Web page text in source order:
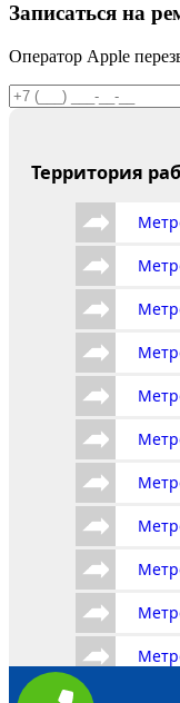
Записаться на
Оператор Apple
Территория